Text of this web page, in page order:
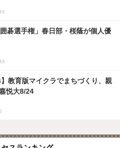
碁選手権」春日部・桜蔭が個人優
】教育版マイクラでまちづくり、親
悦大8/24